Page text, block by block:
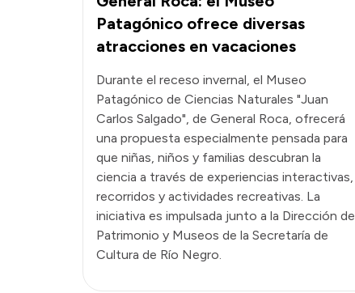
Patagónico ofrece diversas
atracciones en vacaciones
Durante el receso invernal, el Museo
Patagónico de Ciencias Naturales "Juan
Carlos Salgado", de General Roca, ofrecerá
una propuesta especialmente pensada para
que niñas, niños y familias descubran la
ciencia a través de experiencias interactivas,
recorridos y actividades recreativas. La
iniciativa es impulsada junto a la Dirección de
Patrimonio y Museos de la Secretaría de
Cultura de Río Negro.